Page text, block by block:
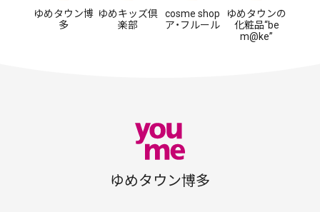
ゆめタウン博
多
ゆめキッズ倶
楽部
cosme shop
ア・フルール
ゆめタウンの
化粧品“be
m@ke”
ゆめタウン博多